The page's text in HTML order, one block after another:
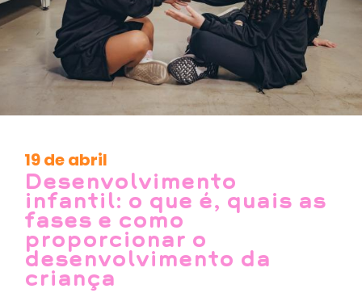
19 de abril
Desenvolvimento
infantil: o que é, quais as
fases e como
proporcionar o
desenvolvimento da
criança